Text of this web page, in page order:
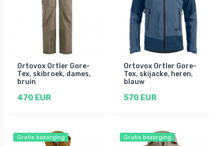
Ortovox Ortler Gore-
Tex, skibroek, dames,
bruin
470 EUR
Ortovox Ortler Gore-
Tex, skijacke, heren,
blauw
570 EUR
Gratis bezorging Gratis bezorging